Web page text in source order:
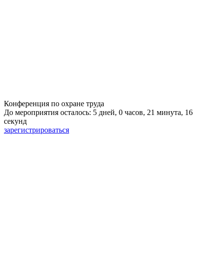
Конференция по охране труда
До мероприятия осталось: 5 дней, 0 часов, 21 минута, 15
секунд
зарегистрироваться